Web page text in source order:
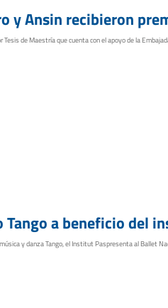
y Ansin recibieron
Tesis de Maestría que cuenta con el apoyo de la
Tango a beneficio del
y danza Tango, el Institut Paspresenta al Ballet